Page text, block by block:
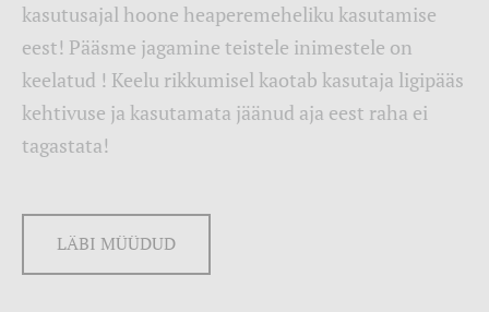
kasutusajal hoone heaperemeheliku kasutamise
eest! Pääsme jagamine teistele inimestele on
keelatud ! Keelu rikkumisel kaotab kasutaja ligipääs
kehtivuse ja kasutamata jäänud aja eest raha ei
tagastata!
LÄBI MÜÜDUD